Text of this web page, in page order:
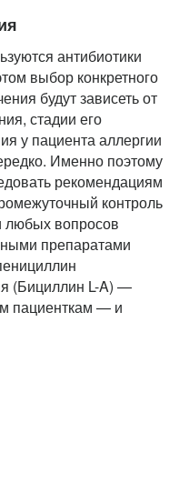
антибиотики
выбор конкретного
будут зависеть от
стадии его
у пациента аллергии
Именно поэтому
рекомендациям
контроль
любых вопросов
препаратами
(Бициллин L-A) —
пациенткам — и